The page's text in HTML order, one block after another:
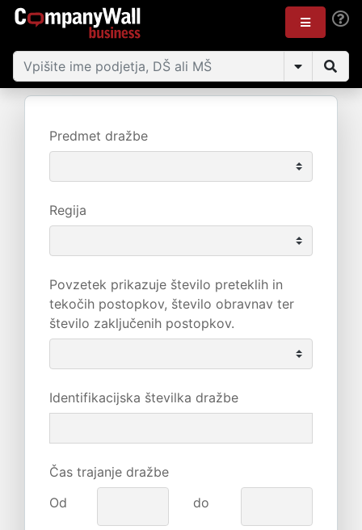
Predmet dražbe
Regija
Povzetek prikazuje število preteklih in
tekočih postopkov, število obravnav ter
število zaključenih postopkov.
Identifikacijska številka dražbe
Čas trajanje dražbe
Od
do